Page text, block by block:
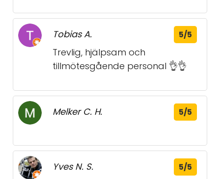
Tobias A. 5/5
Trevlig, hjälpsam och
tillmötesgående personal 👌👌
Melker C. H. 5/5
Yves N. S. 5/5